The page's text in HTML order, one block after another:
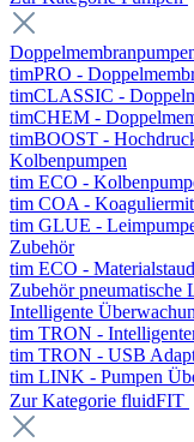
timPRO -
timCLASSIC -
timCHEM -
timBOOST -
Kolbenpumpen
tim ECO -
tim COA -
tim GLUE -
Zubehör
tim ECO -
Zubehör pneumatische
Intelligente
tim TRON -
tim TRON - USB
tim LINK - Pumpen
Zur Kategorie fluidFIT